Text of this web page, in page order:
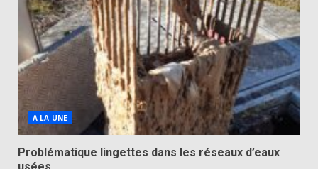
A LA UNE
Problématique lingettes dans les réseaux d’eaux